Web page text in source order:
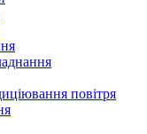
повітря